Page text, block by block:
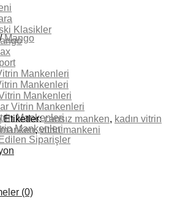
Klasikler
Mankenleri
Mankenleri
Mankenleri
Vitrin Mankenleri
Mankenleri
Mankenleri
Siparişler
/ Mango
Etiketler:cansız manken, kadın vitrin
,vitrin mankeni
(0)